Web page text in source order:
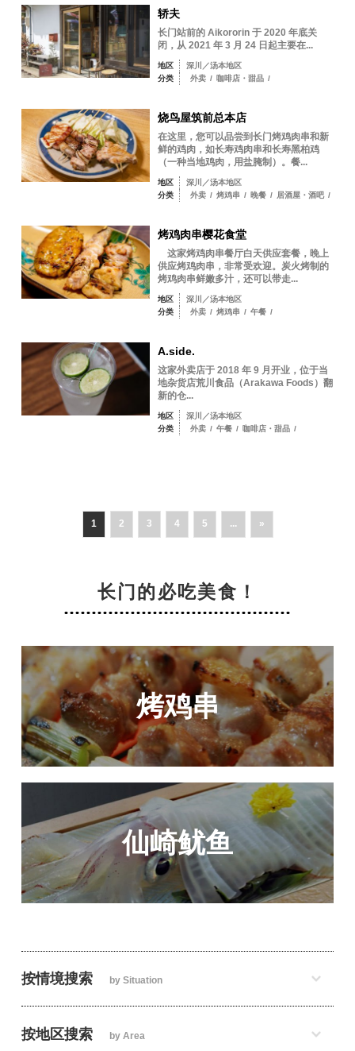
轿夫
长门站前的 Aikororin 于 2020 年底关
闭，从 2021 年 3 月 24 日起主要在...
地区
深川／汤本地区
分类
外卖 / 咖啡店・甜品 /
烧鸟屋筑前总本店
在这里，您可以品尝到长门烤鸡肉串和新
鲜的鸡肉，如长寿鸡肉串和长寿黑柏鸡
（一种当地鸡肉，用盐腌制）。餐...
地区
深川／汤本地区
分类
外卖 / 烤鸡串 / 晚餐 / 居酒屋・酒吧 /
烤鸡肉串樱花食堂
这家烤鸡肉串餐厅白天供应套餐，晚上
供应烤鸡肉串，非常受欢迎。炭火烤制的
烤鸡肉串鲜嫩多汁，还可以带走...
地区
深川／汤本地区
分类
外卖 / 烤鸡串 / 午餐 /
A.side.
这家外卖店于 2018 年 9 月开业，位于当
地杂货店荒川食品（Arakawa Foods）翻
新的仓...
地区
深川／汤本地区
分类
外卖 / 午餐 / 咖啡店・甜品 /
1 2 3 4 5 ... »
长门的必吃美食！
烤鸡串
仙崎鱿鱼
按情境搜索 by Situation
按地区搜索 by Area